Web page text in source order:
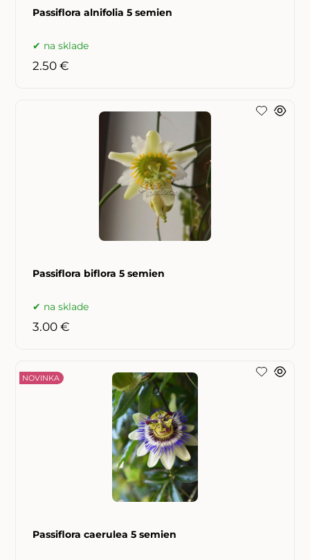
Passiflora alnifolia 5 semien
na sklade
2.50 €
Passiflora biflora 5 semien
na sklade
3.00 €
Passiflora caerulea 5 semien
NOVINKA